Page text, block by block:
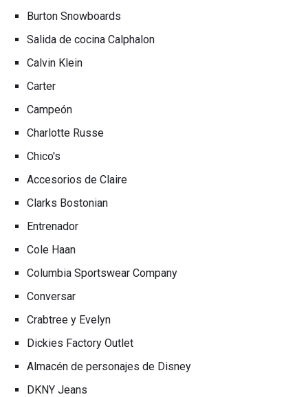
Burton Snowboards
Salida de cocina Calphalon
Calvin Klein
Carter
Campeón
Charlotte Russe
Chico's
Accesorios de Claire
Clarks Bostonian
Entrenador
Cole Haan
Columbia Sportswear Company
Conversar
Crabtree y Evelyn
Dickies Factory Outlet
Almacén de personajes de Disney
DKNY Jeans